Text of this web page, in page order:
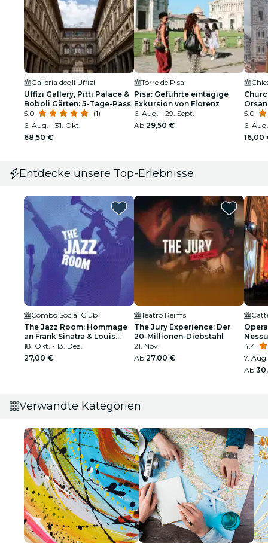
Galleria degli Uffizi
Uffizi Gallery, Pitti Palace &
Boboli Gärten: 5-Tage-Pass
5.0
(1)
6. Aug. - 31. Okt.
68,50 €
Torre de Pisa
Pisa: Geführte eintägige
Exkursion von Florenz
6. Aug. - 29. Sept.
Ab 29,50 €
5.0
6.
16,00
Entdecke unsere Top-Erlebnisse
Combo Social Club
The Jazz Room: Hommage
an Frank Sinatra & Louis
Armstrong
18. Okt. - 13. Dez.
27,00 €
Teatro Reims
The Jury Experience: Der
20-Millionen-Diebstahl
21. Nov.
Ab 27,00 €
4.4
7.
Ab
Verwandte Kategorien